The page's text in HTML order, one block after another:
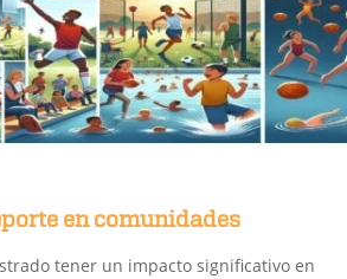
en comunidades
tener un impacto significativo en